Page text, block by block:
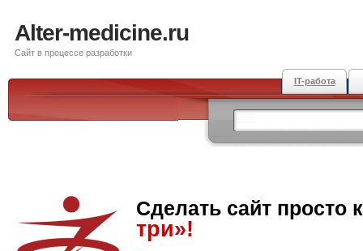
Alter-medicine.ru
Сайт в процессе разработки
IT-работа
Сделать сайт просто
три»!